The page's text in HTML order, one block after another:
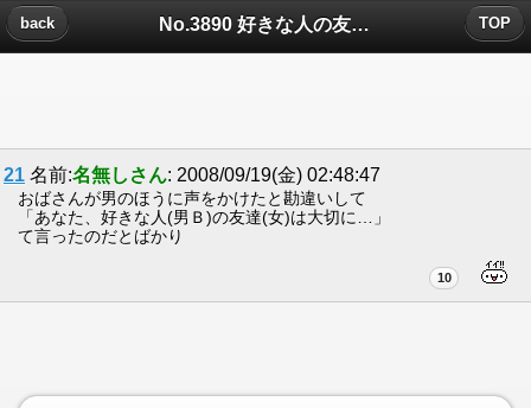
No.3890 好きな人の友達についたコメント
back TOP
21 名前:名無しさん: 2008/09/19(金) 02:48:47
おばさんが男のほうに声をかけたと勘違いして
「あなた、好きな人(男Ｂ)の友達(女)は大切に…」
て言ったのだとばかり
10